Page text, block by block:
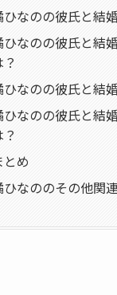
ひなのの彼氏と結
ひなのの彼氏と結
ひなのの彼氏と結
ひなのの彼氏と結
とめ
ひなののその他関